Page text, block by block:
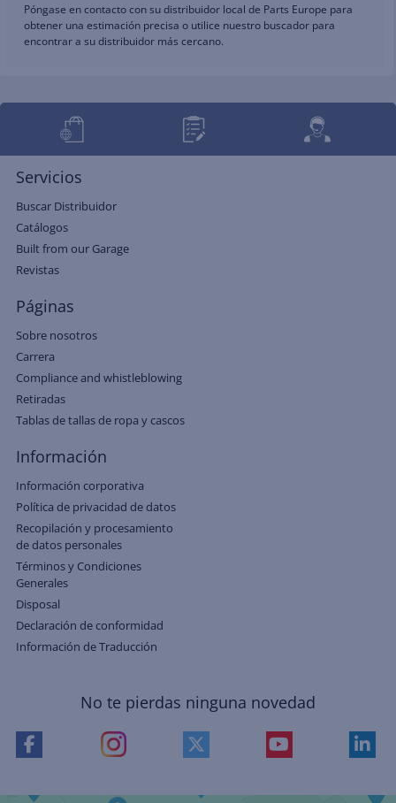
Póngase en contacto con su distribuidor local de Parts Europe para
obtener una estimación precisa o utilice nuestro buscador para
encontrar a su distribuidor más cercano.
Servicios
Buscar Distribuidor
Catálogos
Built from our Garage
Revistas
Páginas
Sobre nosotros
Carrera
Compliance and whistleblowing
Retiradas
Tablas de tallas de ropa y cascos
Información
Información corporativa
Política de privacidad de datos
Recopilación y procesamiento
de datos personales
Términos y Condiciones
Generales
Disposal
Declaración de conformidad
Información de Traducción
No te pierdas ninguna novedad